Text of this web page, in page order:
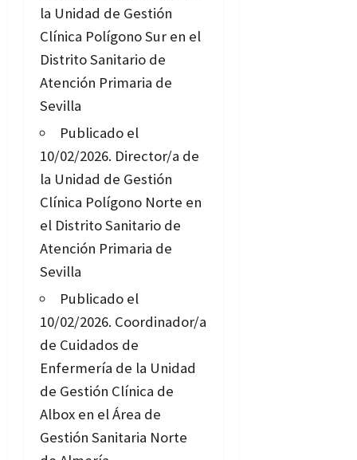
la Unidad de Gestión
Clínica Polígono Sur en el
Distrito Sanitario de
Atención Primaria de
Sevilla
Publicado el
10/02/2026. Director/a de
la Unidad de Gestión
Clínica Polígono Norte en
el Distrito Sanitario de
Atención Primaria de
Sevilla
Publicado el
10/02/2026. Coordinador/a
de Cuidados de
Enfermería de la Unidad
de Gestión Clínica de
Albox en el Área de
Gestión Sanitaria Norte